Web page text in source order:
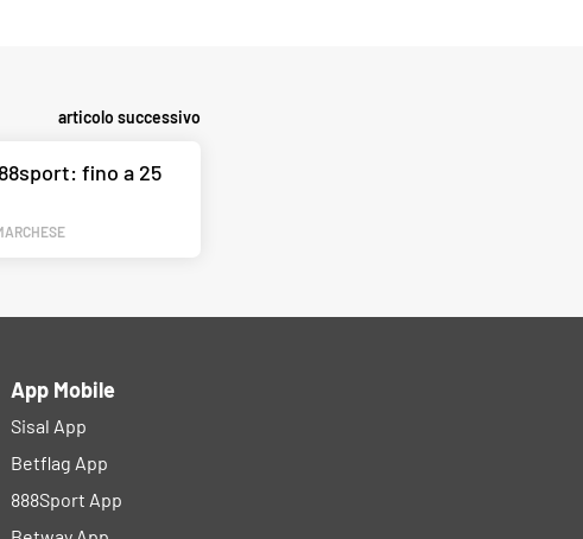
articolo successivo
fino a 25
App Mobile
Sisal App
Betflag App
888Sport App